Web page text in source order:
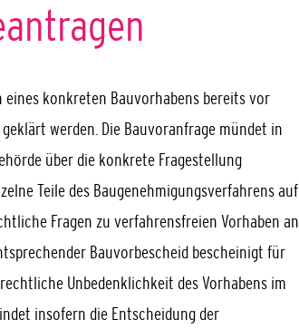
konkreten Bauvorhabens bereits vor
werden. Die Bauvoranfrage mündet in
über die konkrete Fragestellung
Teile des Baugenehmigungsverfahrens auf
Fragen zu verfahrensfreien Vorhaben an
Bauvorbescheid bescheinigt für
Unbedenklichkeit des Vorhabens im
insofern die Entscheidung der